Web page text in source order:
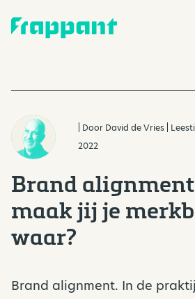
| Door David de Vries |
2022
Brand
maak jij je
waar?
Brand alignment. In de